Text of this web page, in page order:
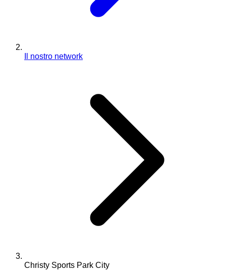
Il nostro network
Christy Sports Park City